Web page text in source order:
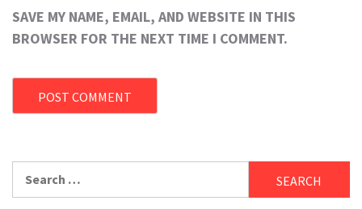
SAVE MY NAME, EMAIL, AND WEBSITE IN THIS
BROWSER FOR THE NEXT TIME I COMMENT.
for: